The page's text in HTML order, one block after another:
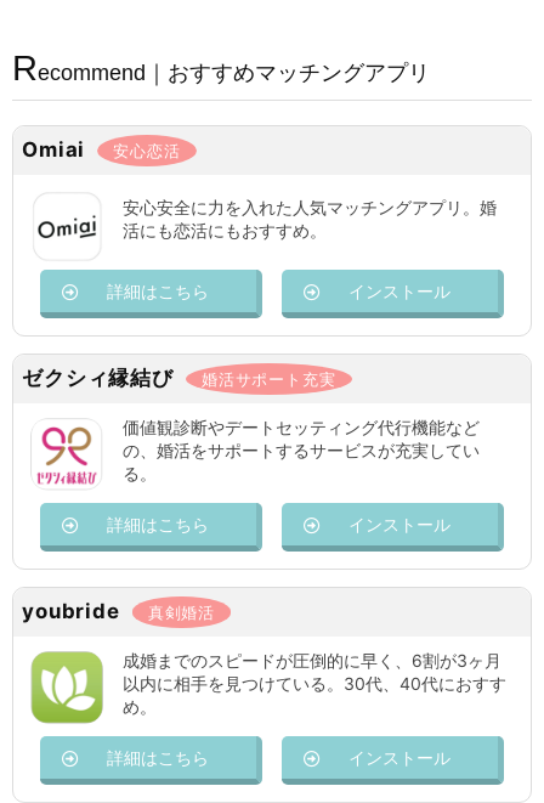
Recommend｜おすすめマッチングアプリ
Omiai 安心恋活
安心安全に力を入れた人気マッチングアプリ。婚
活にも恋活にもおすすめ。
詳細はこちら インストール
ゼクシィ縁結び 婚活サポート充実
価値観診断やデートセッティング代行機能など
の、婚活をサポートするサービスが充実してい
る。
詳細はこちら インストール
youbride 真剣婚活
成婚までのスピードが圧倒的に早く、6割が3ヶ月
以内に相手を見つけている。30代、40代におすす
め。
詳細はこちら インストール